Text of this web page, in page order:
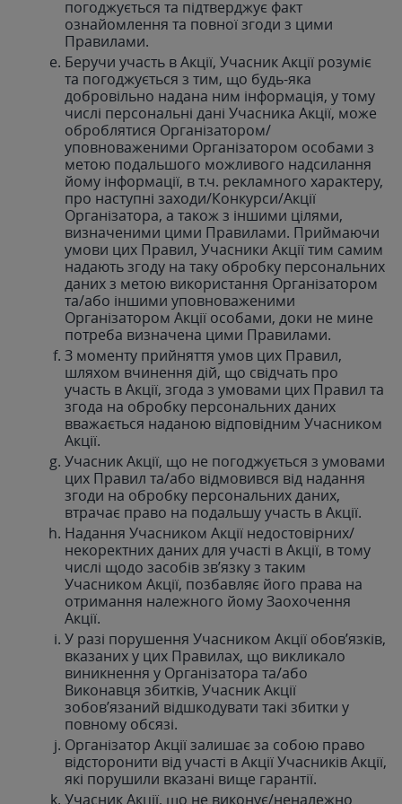
погоджується та підтверджує факт
ознайомлення та повної згоди з цими
Правилами.
Беручи участь в Акції, Учасник Акції розуміє
та погоджується з тим, що будь-яка
добровільно надана ним інформація, у тому
числі персональні дані Учасника Акції, може
оброблятися Організатором/
уповноваженими Організатором особами з
метою подальшого можливого надсилання
йому інформації, в т.ч. рекламного характеру,
про наступні заходи/Конкурси/Акції
Організатора, а також з іншими цілями,
визначеними цими Правилами. Приймаючи
умови цих Правил, Учасники Акції тим самим
надають згоду на таку обробку персональних
даних з метою використання Організатором
та/або іншими уповноваженими
Організатором Акції особами, доки не мине
потреба визначена цими Правилами.
З моменту прийняття умов цих Правил,
шляхом вчинення дій, що свідчать про
участь в Акції, згода з умовами цих Правил та
згода на обробку персональних даних
вважається наданою відповідним Учасником
Акції.
Учасник Акції, що не погоджується з умовами
цих Правил та/або відмовився від надання
згоди на обробку персональних даних,
втрачає право на подальшу учаcть в Акції.
Надання Учасником Акції недостовірних/
некоректних даних для участі в Акції, в тому
числі щодо засобів зв’язку з таким
Учасником Акції, позбавляє його права на
отримання належного йому Заохочення
Акції.
У разі порушення Учасником Акції обов’язків,
вказаних у цих Правилах, що викликало
виникнення у Організатора та/або
Виконавця збитків, Учасник Акції
зобов’язаний відшкодувати такі збитки у
повному обсязі.
Організатор Акції залишає за собою право
відсторонити від участі в Акції Учасників Акції,
які порушили вказані вище гарантії.
Учасник Акції, що не виконує/неналежно